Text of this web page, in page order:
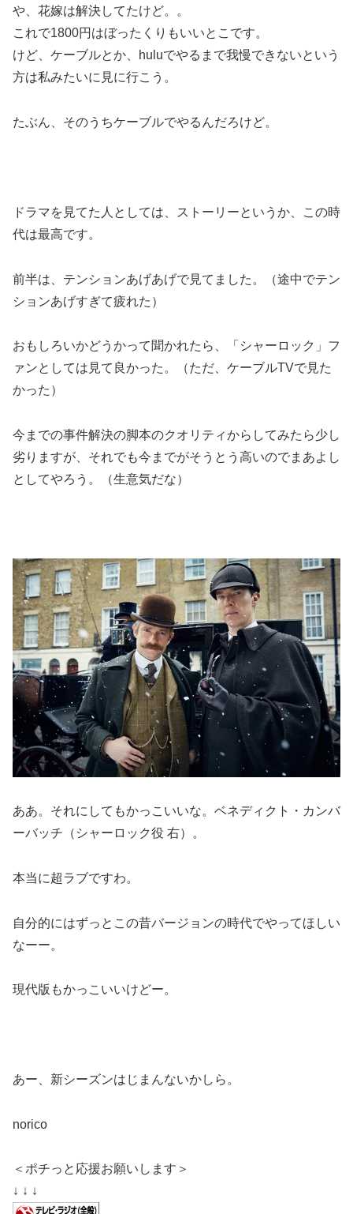
や、花嫁は解決してたけど。。
これで1800円はぼったくりもいいとこです。
けど、ケーブルとか、huluでやるまで我慢できないという
方は私みたいに見に行こう。
たぶん、そのうちケーブルでやるんだろけど。
ドラマを見てた人としては、ストーリーというか、この時
代は最高です。
前半は、テンションあげあげで見てました。（途中でテン
ションあげすぎて疲れた）
おもしろいかどうかって聞かれたら、「シャーロック」フ
ァンとしては見て良かった。（ただ、ケーブルTVで見た
かった）
今までの事件解決の脚本のクオリティからしてみたら少し
劣りますが、それでも今までがそうとう高いのでまあよし
としてやろう。（生意気だな）
ああ。それにしてもかっこいいな。ベネディクト・カンバ
ーバッチ（シャーロック役 右）。
本当に超ラブですわ。
自分的にはずっとこの昔バージョンの時代でやってほしい
なーー。
現代版もかっこいいけどー。
あー、新シーズンはじまんないかしら。
norico
＜ポチっと応援お願いします＞
↓ ↓ ↓